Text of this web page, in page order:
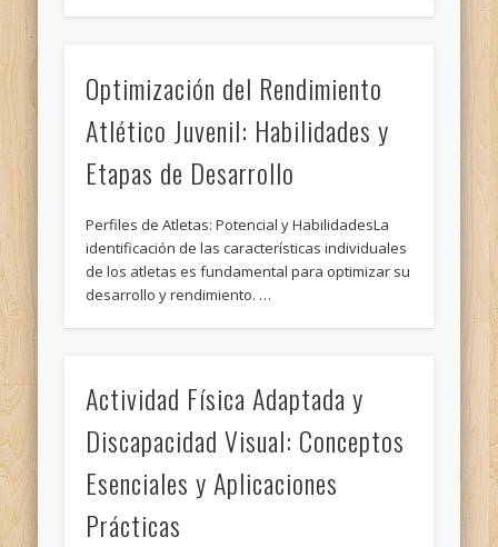
Optimización del Rendimiento
Atlético Juvenil: Habilidades y
Etapas de Desarrollo
Perfiles de Atletas: Potencial y HabilidadesLa
identificación de las características individuales
de los atletas es fundamental para optimizar su
desarrollo y rendimiento. …
Actividad Física Adaptada y
Discapacidad Visual: Conceptos
Esenciales y Aplicaciones
Prácticas